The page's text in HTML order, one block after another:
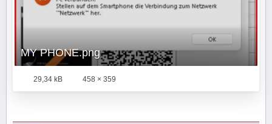
MY PHONE.png
29,34 kB 458 × 359